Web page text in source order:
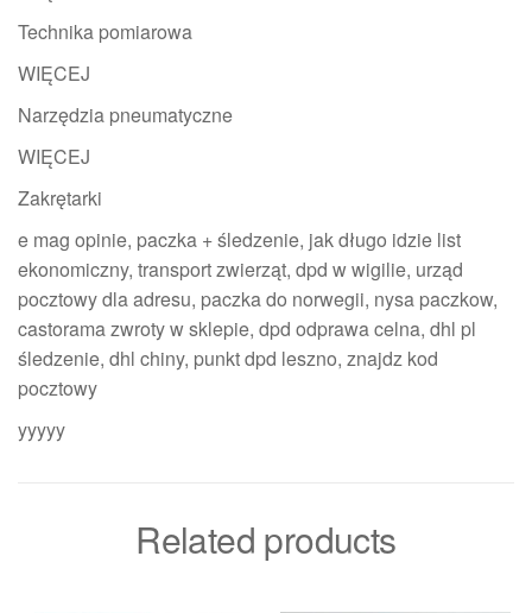
Technika pomiarowa
WIĘCEJ
Narzędzia pneumatyczne
WIĘCEJ
Zakrętarki
e mag opinie, paczka + śledzenie, jak długo idzie list
ekonomiczny, transport zwierząt, dpd w wigilie, urząd
pocztowy dla adresu, paczka do norwegii, nysa paczkow,
castorama zwroty w sklepie, dpd odprawa celna, dhl pl
śledzenie, dhl chiny, punkt dpd leszno, znajdz kod
pocztowy
yyyyy
Related products